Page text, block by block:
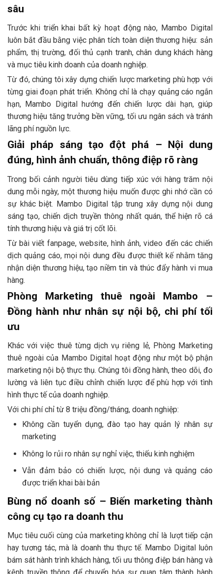
sâu
Trước khi triển khai bất kỳ hoạt động nào, Mambo Digital
luôn bắt đầu bằng việc phân tích toàn diện thương hiệu: sản
phẩm, thị trường, đối thủ cạnh tranh, chân dung khách hàng
và mục tiêu kinh doanh của doanh nghiệp.
Từ đó, chúng tôi xây dựng chiến lược marketing phù hợp với
từng giai đoạn phát triển. Không chỉ là chạy quảng cáo ngắn
hạn, Mambo Digital hướng đến chiến lược dài hạn, giúp
thương hiệu tăng trưởng bền vững, tối ưu ngân sách và tránh
lãng phí nguồn lực.
Giải pháp sáng tạo đột phá – Nội dung
đúng, hình ảnh chuẩn, thông điệp rõ ràng
Trong bối cảnh người tiêu dùng tiếp xúc với hàng trăm nội
dung mỗi ngày, một thương hiệu muốn được ghi nhớ cần có
sự khác biệt. Mambo Digital tập trung xây dựng nội dung
sáng tạo, chiến dịch truyền thông nhất quán, thể hiện rõ cá
tính thương hiệu và giá trị cốt lõi.
Từ bài viết fanpage, website, hình ảnh, video đến các chiến
dịch quảng cáo, mọi nội dung đều được thiết kế nhằm tăng
nhận diện thương hiệu, tạo niềm tin và thúc đẩy hành vi mua
hàng.
Phòng Marketing thuê ngoài Mambo –
Đồng hành như nhân sự nội bộ, chi phí tối
ưu
Khác với việc thuê từng dịch vụ riêng lẻ, Phòng Marketing
thuê ngoài của Mambo Digital hoạt động như một bộ phận
marketing nội bộ thực thụ. Chúng tôi đồng hành, theo dõi, đo
lường và liên tục điều chỉnh chiến lược để phù hợp với tình
hình thực tế của doanh nghiệp.
Với chi phí chỉ từ 8 triệu đồng/tháng, doanh nghiệp:
Không cần tuyển dụng, đào tạo hay quản lý nhân sự
marketing
Không lo rủi ro nhân sự nghỉ việc, thiếu kinh nghiệm
Vẫn đảm bảo có chiến lược, nội dung và quảng cáo
được triển khai bài bản
Bùng nổ doanh số – Biến marketing thành
công cụ tạo ra doanh thu
Mục tiêu cuối cùng của marketing không chỉ là lượt tiếp cận
hay tương tác, mà là doanh thu thực tế. Mambo Digital luôn
bám sát hành trình khách hàng, tối ưu thông điệp bán hàng và